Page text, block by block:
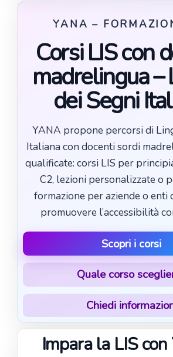
YANA –
Corsi LIS con
madrelingua –
dei Segni
YANA propone percorsi di
Italiana con docenti sordi
qualificate: corsi LIS per
C2, lezioni personalizzate o
formazione per aziende o enti
promuovere l’accessibilità
Scopri i corsi
Quale corso
Chiedi
Impara la LIS